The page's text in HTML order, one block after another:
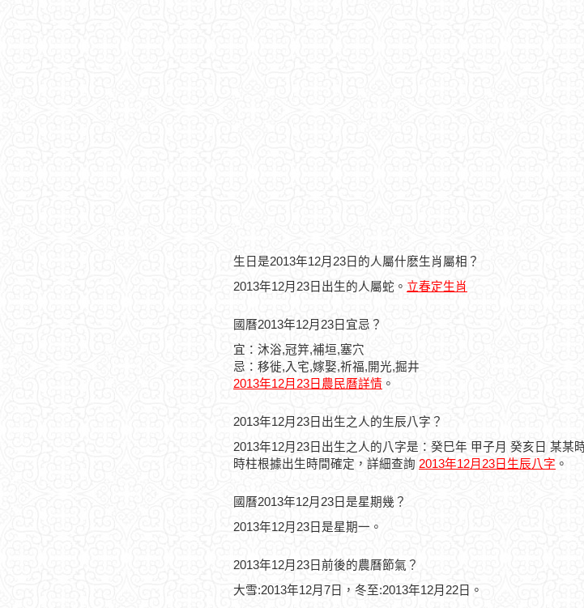
生日是2013年12月23日的人屬什麽生肖屬相？
2013年12月23日出生的人屬蛇。 立春定生肖
國曆2013年12月23日宜忌？
宜：沐浴,冠笄,補垣,塞穴
忌：移徙,入宅,嫁娶,祈福,開光,掘井
2013年12月23日農民曆詳情 。
2013年12月23日出生之人的生辰八字？
2013年12月23日出生之人的八字是：癸巳年 甲子月 癸亥日 某某
時柱根據出生時間確定，詳細查詢 2013年12月23日生辰八字 。
國曆2013年12月23日是星期幾？
2013年12月23日是星期一。
2013年12月23日前後的農曆節氣？
大雪:2013年12月7日，冬至:2013年12月22日。